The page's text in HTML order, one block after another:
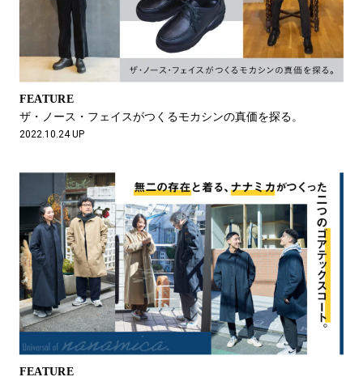
FEATURE
ザ・ノース・フェイスがつくるモカシンの真価を探る。
2022.10.24 UP
FEATURE